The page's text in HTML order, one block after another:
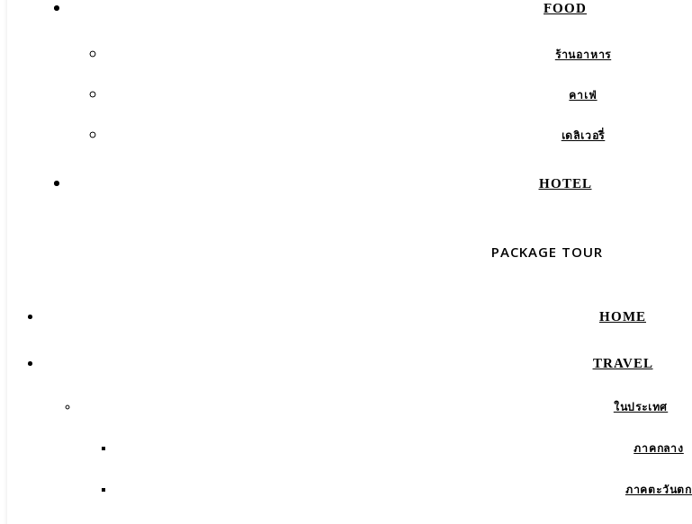
FOOD
ร้านอาหาร
คาเฟ่
เดลิเวอรี่
HOTEL
PACKAGE TOUR
HOME
TRAVEL
ในประเทศ
ภาคกลาง
ภาคตะวันตก